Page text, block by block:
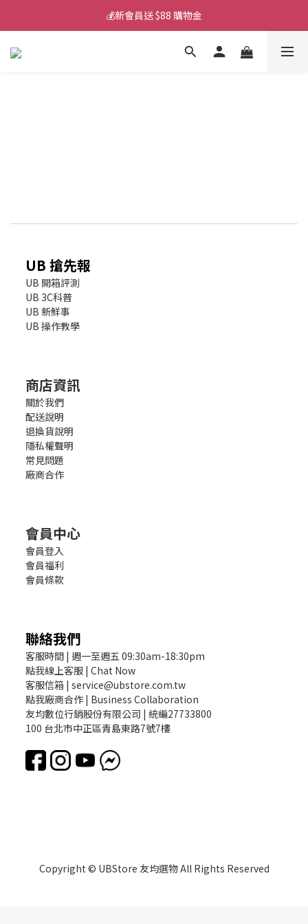
💰新會員送 $88 購物金
💰新會員送 $88 購物金
📱iPhone 17 充電挑選懶人包
UB 搶先報
UB 開箱評測
UB 3C科普
UB 新鮮事
UB 操作教學
商店資訊
關於我們
配送說明
退換貨說明
隱私權聲明
常見問題
廠商合作
會員中心
會員登入
會員福利
會員條款
聯絡我們
客服時間 | 週一至週五 09:30am-18:30pm
點我線上客服 | Chat Now
客服信箱 | service@ubstore.com.tw
點我廠商合作 | Business Collaboration
友均數位行銷股份有限公司 | 統編27733800
100 台北市中正區青島東路7號7樓
Copyright © UBStore 友均選物 All Rights Reserved